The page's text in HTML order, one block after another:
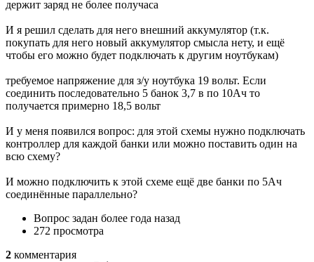
держит заряд не более получаса
И я решил сделать для него внешний аккумулятор (т.к.
покупать для него новый аккумулятор смысла нету, и ещё
чтобы его можно будет подключать к другим ноутбукам)
требуемое напряжение для з/у ноутбука 19 вольт. Если
соединить последовательно 5 банок 3,7 в по 10Ач то
получается примерно 18,5 вольт
И у меня появился вопрос: для этой схемы нужно подключать
контроллер для каждой банки или можно поставить один на
всю схему?
И можно подключить к этой схеме ещё две банки по 5Ач
соединённые параллельно?
Вопрос задан более года назад
272 просмотра
2 комментария